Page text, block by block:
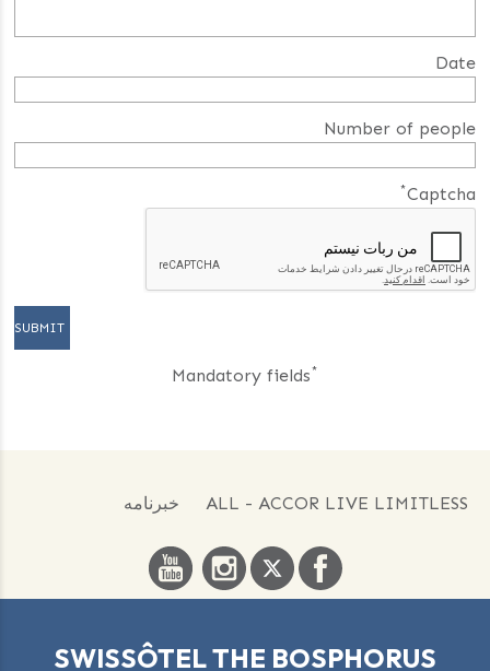
Date
Number of people
Captcha
*
*
Mandatory fields
ALL - ACCOR LIVE LIMITLESS خبرنامه
SWISSÔTEL THE BOSPHORUS